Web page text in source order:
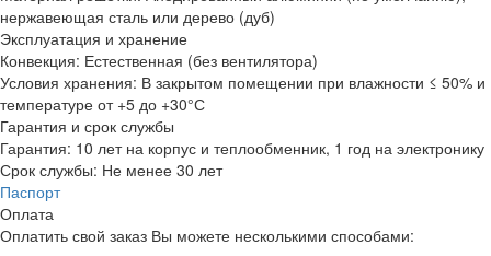
нержавеющая сталь или дерево (дуб)
Эксплуатация и хранение
Конвекция: Естественная (без вентилятора)
Условия хранения: В закрытом помещении при влажности ≤ 50% и
температуре от +5 до +30°С
Гарантия и срок службы
Гарантия: 10 лет на корпус и теплообменник, 1 год на электронику
Срок службы: Не менее 30 лет
Паспорт
Оплата
Оплатить свой заказ Вы можете несколькими способами: